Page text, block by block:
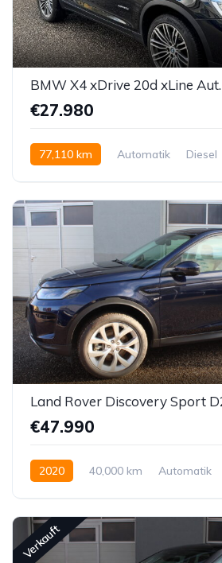
BMW X4 xDrive 20d xLine Aut.
€27.980
77,110 km Automatik
Diesel
€47.990
2020 40,000 km Automatik
Verkauft